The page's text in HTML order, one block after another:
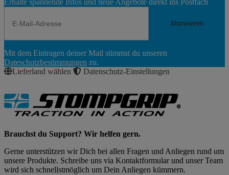
Erhalte spannende Infos und neue Angebote direkt ins Postfach
Abonnieren
Abonnieren
Mit dem Eintragen deiner Mail stimmst du unseren
Dateschutzbestimmungen zu.
Lieferland wählen
Datenschutz-Einstellungen
Brauchst du Support? Wir helfen gern.
Gerne unterstützen wir Dich bei allen Fragen und Anliegen rund um
unsere Produkte. Schreibe uns via Kontaktformular und unser Team
wird sich schnellstmöglich um Dein Anliegen kümmern.